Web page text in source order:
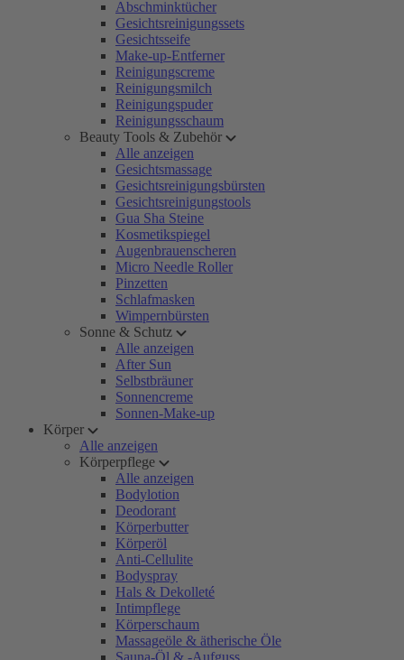
Abschminktücher
Gesichtsreinigungssets
Gesichtsseife
Make-up-Entferner
Reinigungscreme
Reinigungsmilch
Reinigungspuder
Reinigungsschaum
Beauty Tools & Zubehör
Alle anzeigen
Gesichtsmassage
Gesichtsreinigungsbürsten
Gesichtsreinigungstools
Gua Sha Steine
Kosmetikspiegel
Augenbrauenscheren
Micro Needle Roller
Pinzetten
Schlafmasken
Wimpernbürsten
Sonne & Schutz
Alle anzeigen
After Sun
Selbstbräuner
Sonnencreme
Sonnen-Make-up
Körper
Alle anzeigen
Körperpflege
Alle anzeigen
Bodylotion
Deodorant
Körperbutter
Körperöl
Anti-Cellulite
Bodyspray
Hals & Dekolleté
Intimpflege
Körperschaum
Massageöle & ätherische Öle
Sauna-Öl & -Aufguss